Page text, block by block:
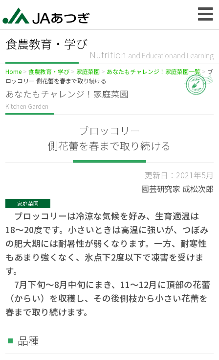
食農教育・学び
Nutrition and Educationand Learning
Home 食農教育・学び 家庭菜園 あなたもチャレンジ！家庭菜園一覧
ブ
ロッコリー 側花蕾を春まで取り続ける
あなたもチャレンジ！家庭菜園
Kitchen Garden
ブロッコリー
側花蕾を春まで取り続ける
更新日：2021年5月
園芸研究家 成松次郎
家庭菜園
ブロッコリーは冷涼な気候を好み、生育適温は
18〜20度です。小さいときは高温に強いが、つぼみ
の肥大期には耐暑性が弱くなります。一方、耐寒性
もあまり強くなく、氷点下2度以下で凍害を受けま
す。
7月下旬〜8月中旬にまき、11〜12月に頂部の花蕾
（からい）を収穫し、その後側枝から小さい花蕾を
春まで取り続けます。
品種